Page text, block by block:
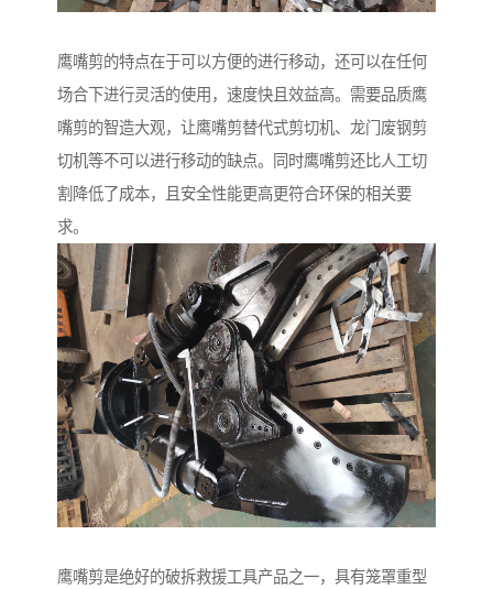
鹰嘴剪的特点在于可以方便的进行移动，还可以在任何
场合下进行灵活的使用，速度快且效益高。需要品质鹰
嘴剪的智造大观，让鹰嘴剪替代式剪切机、龙门废钢剪
切机等不可以进行移动的缺点。同时鹰嘴剪还比人工切
割降低了成本，且安全性能更高更符合环保的相关要
求。
鹰嘴剪是绝好的破拆救援工具产品之一，具有笼罩重型